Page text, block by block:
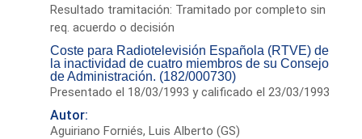
Resultado tramitación: Tramitado por completo sin
req. acuerdo o decisión
Coste para Radiotelevisión Española (RTVE) de
la inactividad de cuatro miembros de su Consejo
de Administración. (182/000730)
Presentado el 18/03/1993 y calificado el 23/03/1993
Autor:
Aguiriano Forniés, Luis Alberto (GS)